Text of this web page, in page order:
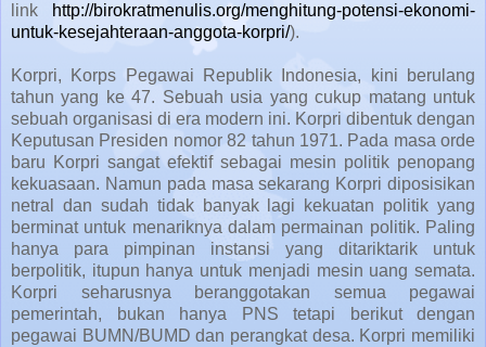
link
http://birokratmenulis.org/menghitung-potensi-ekonomi-
untuk-kesejahteraan-anggota-korpri/).
Korpri, Korps Pegawai Republik Indonesia, kini berulang
tahun yang ke 47. Sebuah usia yang cukup matang untuk
sebuah organisasi di era modern ini. Korpri dibentuk dengan
Keputusan Presiden nomor 82 tahun 1971. Pada masa orde
baru Korpri sangat efektif sebagai mesin politik penopang
kekuasaan. Namun pada masa sekarang Korpri diposisikan
netral dan sudah tidak banyak lagi kekuatan politik yang
berminat untuk menariknya dalam permainan politik. Paling
hanya para pimpinan instansi yang ditariktarik untuk
berpolitik, itupun hanya untuk menjadi mesin uang semata.
Korpri seharusnya beranggotakan semua pegawai
pemerintah, bukan hanya PNS tetapi berikut dengan
pegawai BUMN/BUMD dan perangkat desa. Korpri memiliki